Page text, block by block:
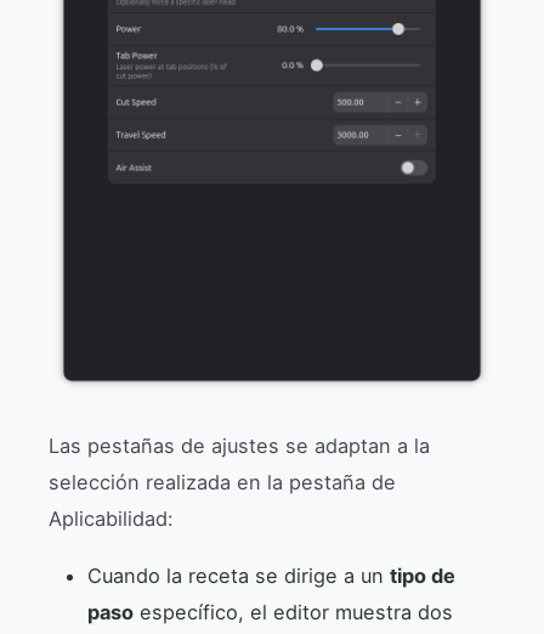
Las pestañas de ajustes se adaptan a la
selección realizada en la pestaña de
Aplicabilidad:
Cuando la receta se dirige a un tipo de
paso específico, el editor muestra dos